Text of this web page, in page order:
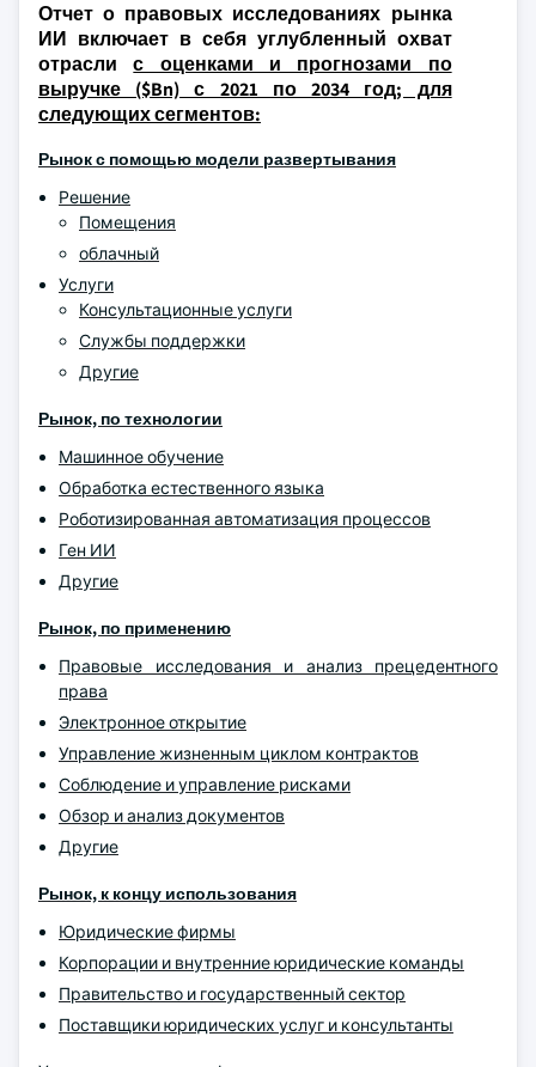
Отчет о правовых исследованиях рынка
ИИ включает в себя углубленный охват
отраслис оценками и прогнозами по
выручке ($Bn) с 2021 по 2034 год; для
следующих сегментов:
Рынок с помощью модели развертывания
Решение
Помещения
облачный
Услуги
Консультационные услуги
Службы поддержки
Другие
Рынок, по технологии
Машинное обучение
Обработка естественного языка
Роботизированная автоматизация процессов
Ген ИИ
Другие
Рынок, по применению
Правовые исследования и анализ прецедентного
права
Электронное открытие
Управление жизненным циклом контрактов
Соблюдение и управление рисками
Обзор и анализ документов
Другие
Рынок, к концу использования
Юридические фирмы
Корпорации и внутренние юридические команды
Правительство и государственный сектор
Поставщики юридических услуг и консультанты